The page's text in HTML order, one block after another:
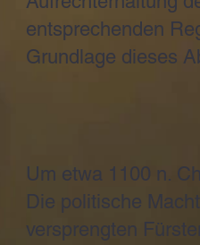
entsprechenden
Grundlage dieses
Um etwa 1100 n.
Die politische
versprengten